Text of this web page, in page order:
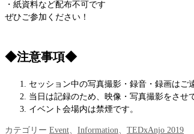
・紙資料など配布不可です
ぜひご参加ください！
◆注意事項◆
セッション中の写真撮影・録音・録画はご
当日は記録のため、映像・写真撮影をさせ
イベント会場内は禁煙です。
カテゴリー Event Information
TEDxAnjo 2019